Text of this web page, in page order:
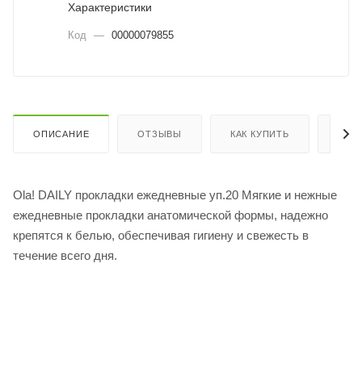
Характеристики
Код — 00000079855
ОПИСАНИЕ ОТЗЫВЫ КАК КУПИТЬ
Ola! DAILY прокладки ежедневные уп.20 Мягкие и нежные
ежедневные прокладки анатомической формы, надежно
крепятся к белью, обеспечивая гигиену и свежесть в
течение всего дня.